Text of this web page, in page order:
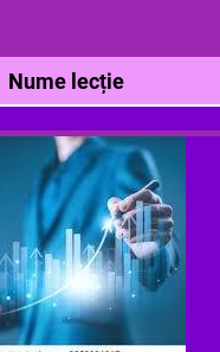
Nume lecție